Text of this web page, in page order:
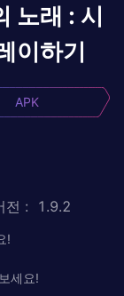
노래 : 시
이하기
APK
전 : 1.9.2
!
세요!